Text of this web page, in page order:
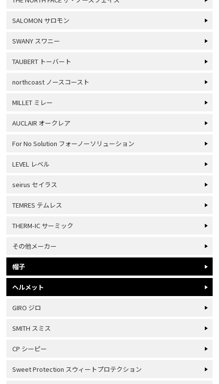
SALOMON サロモン
SWANY スワニー
TAUBERT トーバート
northcoast ノースコースト
MILLET ミレー
AUCLAIR オークレア
For No Solution フォーノーソリューション
LEVEL レベル
seirus セイラス
TEMRES テムレス
THERM-IC サーミック
その他メーカー
帽子
ヘルメット
GIRO ジロ
SMITH スミス
CP シーピー
Sweet Protection スウィートプロテクション